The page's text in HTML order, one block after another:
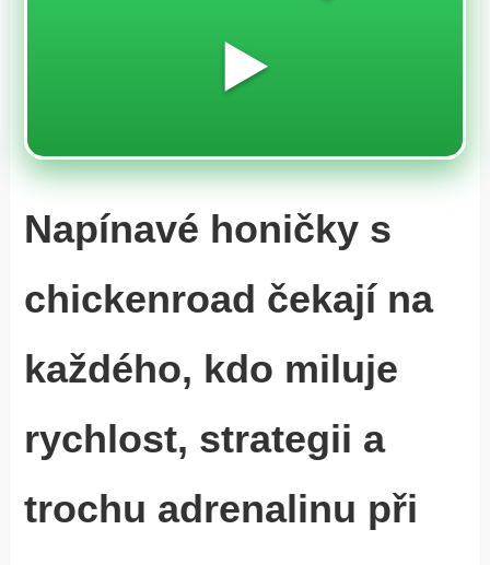
▶️
Napínavé honičky s
chickenroad čekají na
každého, kdo miluje
rychlost, strategii a
trochu adrenalinu při